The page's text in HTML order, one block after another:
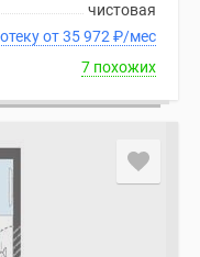
чистовая
В ипотеку от 35 972 ₽/мес
7 похожих